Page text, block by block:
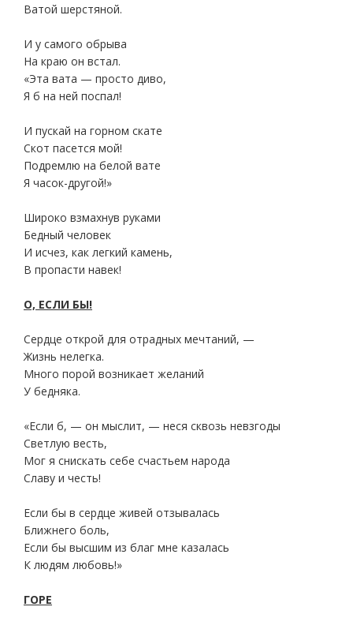
Ватой шерстяной.
И у самого обрыва
На краю он встал.
«Эта вата — просто диво,
Я б на ней поспал!
И пускай на горном скате
Скот пасется мой!
Подремлю на белой вате
Я часок-другой!»
Широко взмахнув руками
Бедный человек
И исчез, как легкий камень,
В пропасти навек!
О, ЕСЛИ БЫ!
Сердце открой для отрадных мечтаний, —
Жизнь нелегка.
Много порой возникает желаний
У бедняка.
«Если б, — он мыслит, — неся сквозь невзгоды
Светлую весть,
Мог я снискать себе счастьем народа
Славу и честь!
Если бы в сердце живей отзывалась
Ближнего боль,
Если бы высшим из благ мне казалась
К людям любовь!»
ГОРЕ